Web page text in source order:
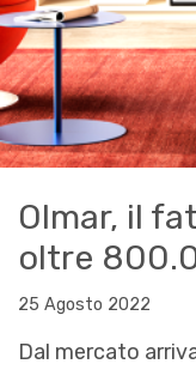
Olmar, il
oltre
25 Agosto 2022
Dal mercato